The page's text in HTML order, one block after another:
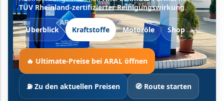
TÜV Rheinland-zertifizierter Reinigungswirkung.
Überblick Kraftstoffe Motoröle Shop
🔥 Ultimate-Preise bei ARAL öffnen
⛽ Zu den aktuellen Preisen 🧭 Route starten